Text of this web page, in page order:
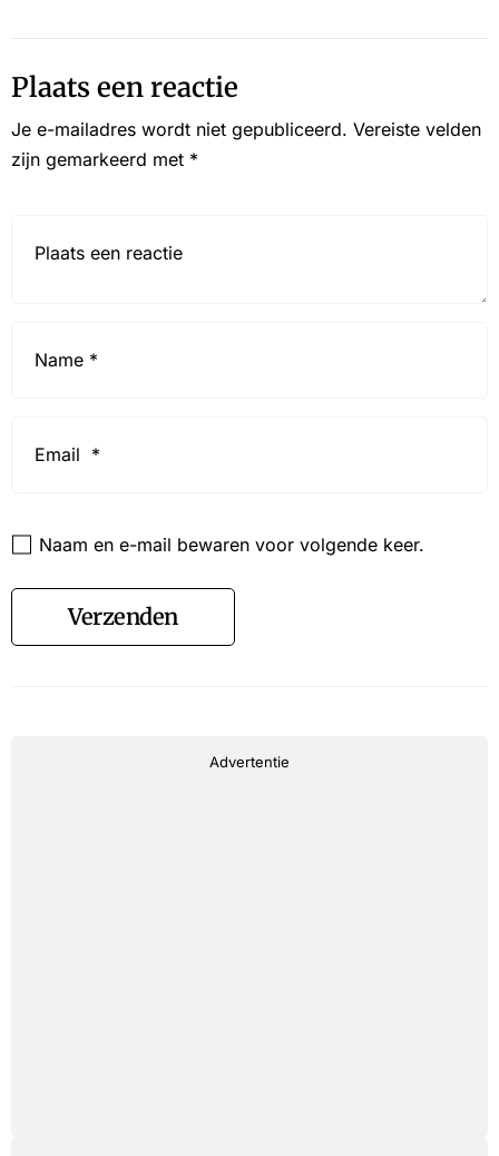
Plaats een reactie
Je e-mailadres wordt niet gepubliceerd. Vereiste velden
zijn gemarkeerd met *
Naam en e-mail bewaren voor volgende keer.
Verzenden
Advertentie